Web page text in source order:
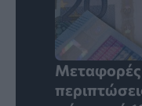
Μεταφορές